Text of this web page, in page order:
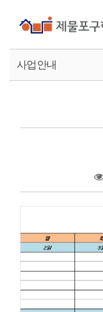
사업안내
기관안내
본문